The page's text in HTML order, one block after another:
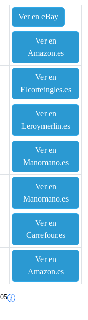
Ver en eBay
Ver en
Amazon.es
Ver en
Elcorteingles.es
Ver en
Leroymerlin.es
Ver en
Manomano.es
Ver en
Manomano.es
Ver en
Carrefour.es
Ver en
Amazon.es